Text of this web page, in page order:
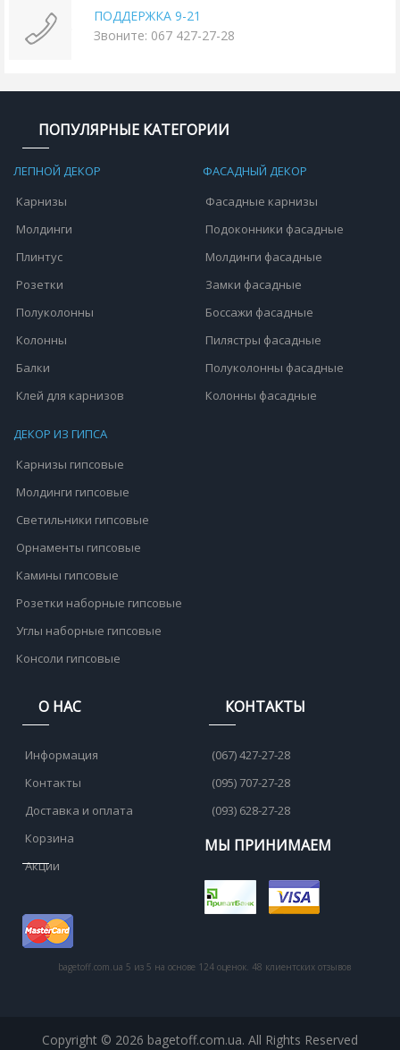
ПОДДЕРЖКА 9-21
Звоните: 067 427-27-28
ПОПУЛЯРНЫЕ КАТЕГОРИИ
ЛЕПНОЙ ДЕКОР
Карнизы
Молдинги
Плинтус
Розетки
Полуколонны
Колонны
Балки
Клей для карнизов
ФАСАДНЫЙ ДЕКОР
Фасадные карнизы
Подоконники фасадные
Молдинги фасадные
Замки фасадные
Боссажи фасадные
Пилястры фасадные
Полуколонны фасадные
Колонны фасадные
ДЕКОР ИЗ ГИПСА
Карнизы гипсовые
Молдинги гипсовые
Светильники гипсовые
Орнаменты гипсовые
Камины гипсовые
Розетки наборные гипсовые
Углы наборные гипсовые
Консоли гипсовые
О НАС
Информация
Контакты
Доставка и оплата
Корзина
Акции
КОНТАКТЫ
(067) 427-27-28
(095) 707-27-28
(093) 628-27-28
МЫ ПРИНИМАЕМ
bagetoff.com.ua 5 из 5 на основе 124 оценок. 48 клиентских отзывов
Copyright © 2026 bagetoff.com.ua. All Rights Reserved